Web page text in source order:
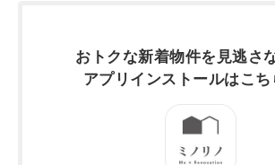
おトクな新着物件を 見逃さ
アプリインストールはこち